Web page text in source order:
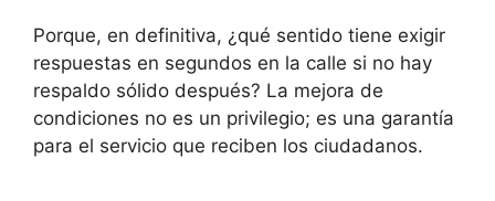
Porque, en definitiva, ¿qué sentido tiene exigir
respuestas en segundos en la calle si no hay
respaldo sólido después? La mejora de
condiciones no es un privilegio; es una garantía
para el servicio que reciben los ciudadanos.